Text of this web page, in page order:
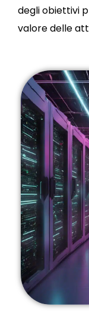
degli obiettivi
valore delle